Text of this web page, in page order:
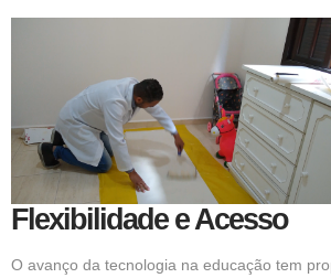
Flexibilidade e Acesso
O avanço da tecnologia na educação tem